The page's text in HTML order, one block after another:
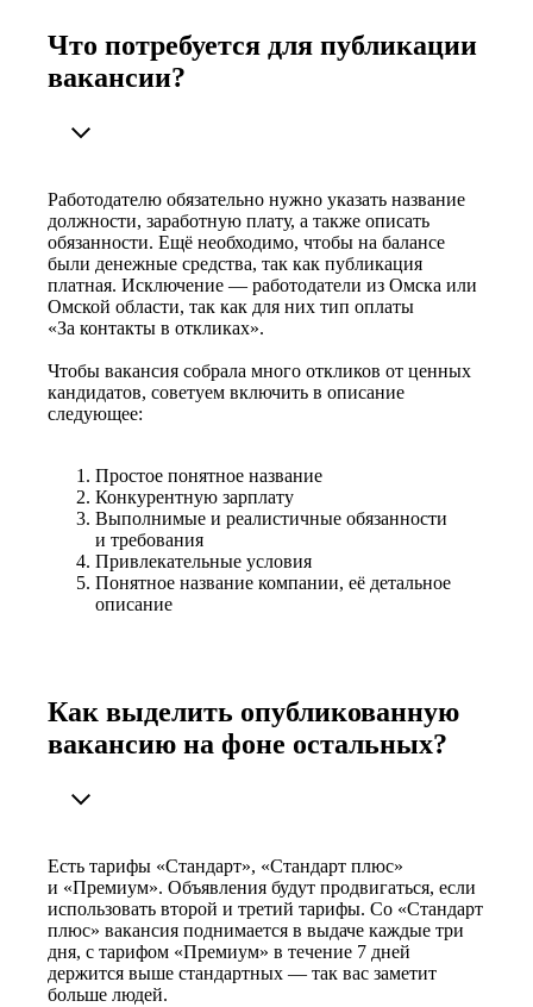
Что потребуется для публикации
вакансии?
Работодателю обязательно нужно указать название
должности, заработную плату, а также описать
обязанности. Ещё необходимо, чтобы на балансе
были денежные средства, так как публикация
платная. Исключение — работодатели из Омска или
Омской области, так как для них тип оплаты
«За контакты в откликах».
Чтобы вакансия собрала много откликов от ценных
кандидатов, советуем включить в описание
следующее:
Простое понятное название
Конкурентную зарплату
Выполнимые и реалистичные обязанности
и требования
Привлекательные условия
Понятное название компании, её детальное
описание
Как выделить опубликованную
вакансию на фоне остальных?
Есть тарифы «Стандарт», «Стандарт плюс»
и «Премиум». Объявления будут продвигаться, если
использовать второй и третий тарифы. Со «Стандарт
плюс» вакансия поднимается в выдаче каждые три
дня, с тарифом «Премиум» в течение 7 дней
держится выше стандартных — так вас заметит
больше людей.